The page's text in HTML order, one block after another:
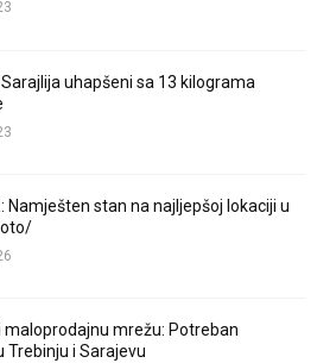
uhapšeni sa 13 kilograma
Namješten stan na najljepšoj lokaciji u
maloprodajnu mrežu: Potreban
Trebinju i Sarajevu